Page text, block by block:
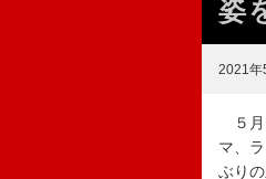
姿
2021年
５月
マ、
ぶり